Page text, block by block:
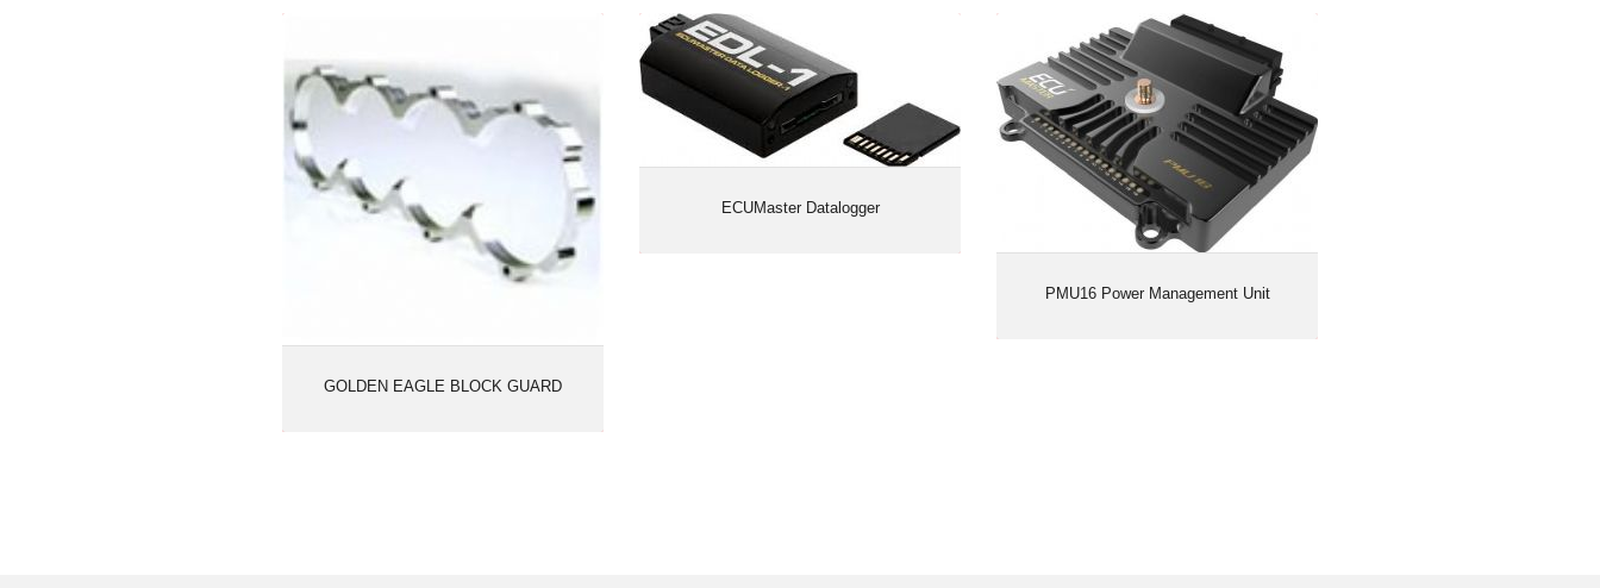
GOLDEN EAGLE BLOCK GUARD
ECUMaster Datalogger
ECUMaster Datalogger
PMU16 Power Management Unit
PMU16 Power Management Unit